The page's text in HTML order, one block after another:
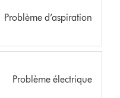
Problème d’aspiration
Problème électrique